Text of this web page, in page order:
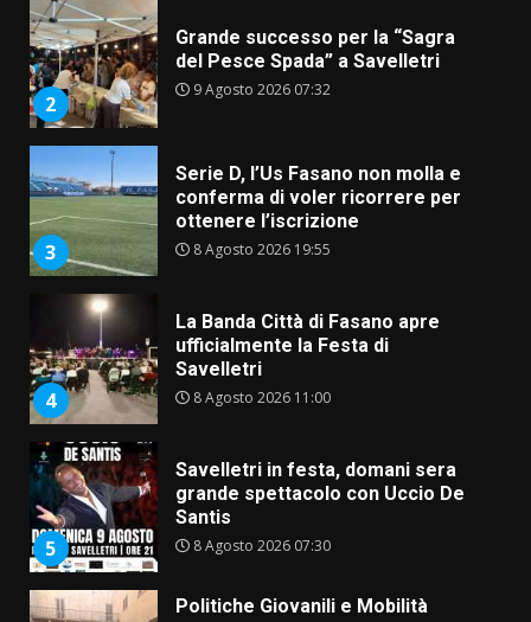
3
Serie D, l’Us Fasano non molla e
conferma di voler ricorrere per
ottenere l’iscrizione
4
La Banda Città di Fasano apre
ufficialmente la Festa di
Savelletri
5
Savelletri in festa, domani sera
grande spettacolo con Uccio De
Santis
6
Politiche Giovanili e Mobilità
Sostenibile: premiati gli studenti
universitari del bando “La strada
giusta”